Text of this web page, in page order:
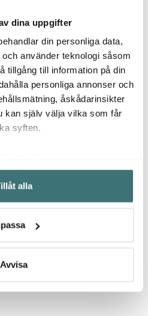
dina uppgifter
din personliga data,
använder teknologi såsom
tillgång till information på din
personliga annonser och
åskådarinsikter
kan själv välja vilka som får
syften.
din geografiska plats som
på upp till flera meter
att aktivt skanna den för
personliga uppgifter
ditt samtycke när som
innehållet och annonserna
alla
Avvisa
Microplane
Professional rak skalare
svart
319 kr
Rosti
av våra kunder